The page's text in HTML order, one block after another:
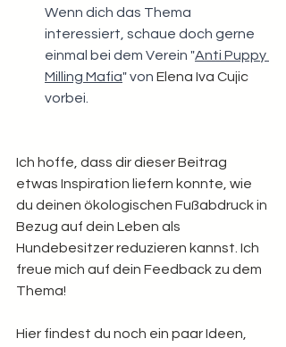
Wenn dich das Thema
interessiert, schaue doch gerne
einmal bei dem Verein "Anti Puppy
Milling Mafia" von Elena Iva Cujic
vorbei.
Ich hoffe, dass dir dieser Beitrag
etwas Inspiration liefern konnte, wie
du deinen ökologischen Fußabdruck in
Bezug auf dein Leben als
Hundebesitzer reduzieren kannst. Ich
freue mich auf dein Feedback zu dem
Thema!
Hier findest du noch ein paar Ideen,